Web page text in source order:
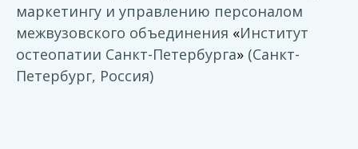
маркетингу и управлению персоналом
межвузовского объединения «Институт
остеопатии Санкт-Петербурга» (Санкт-
Петербург, Россия)